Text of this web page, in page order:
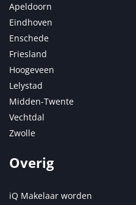
Apeldoorn
Eindhoven
Enschede
Friesland
Hoogeveen
Lelystad
Midden-Twente
Vechtdal
Zwolle
Overig
iQ Makelaar worden